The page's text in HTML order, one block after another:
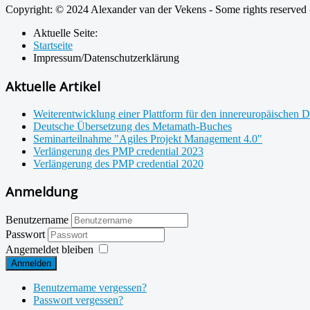
Copyright: © 2024 Alexander van der Vekens - Some rights reserved
Aktuelle Seite:
Startseite
Impressum/Datenschutzerklärung
Aktuelle Artikel
Weiterentwicklung einer Plattform für den innereuropäischen
Deutsche Übersetzung des Metamath-Buches
Seminarteilnahme "Agiles Projekt Management 4.0"
Verlängerung des PMP credential 2023
Verlängerung des PMP credential 2020
Anmeldung
Benutzername
Passwort
Angemeldet bleiben
Anmelden
Benutzername vergessen?
Passwort vergessen?